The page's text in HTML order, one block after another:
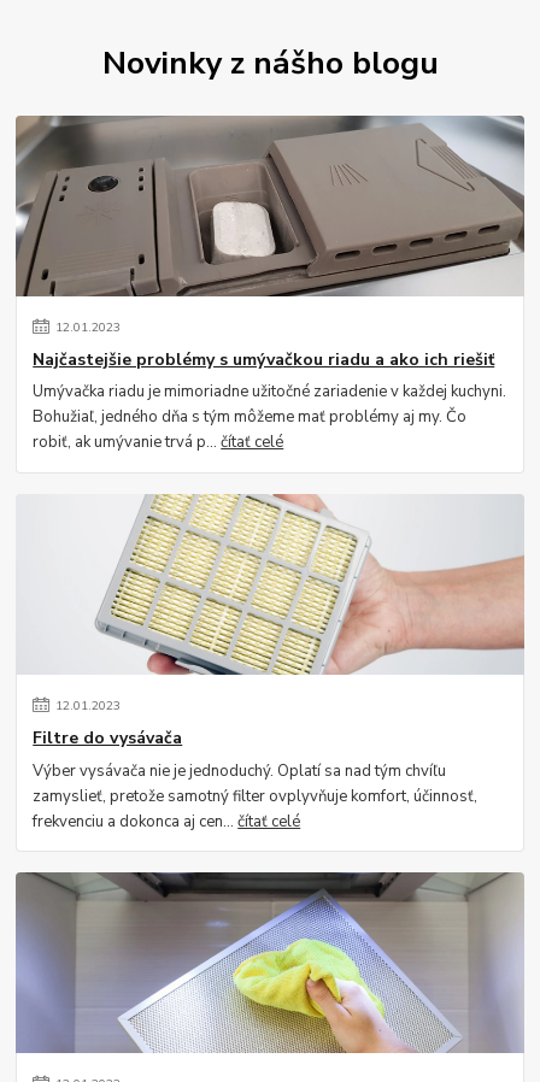
Novinky z nášho blogu
12.01.2023
Najčastejšie problémy s umývačkou riadu a ako ich riešiť
Umývačka riadu je mimoriadne užitočné zariadenie v každej kuchyni.
Bohužiaľ, jedného dňa s tým môžeme mať problémy aj my. Čo
robiť, ak umývanie trvá p...čítať celé
12.01.2023
Filtre do vysávača
Výber vysávača nie je jednoduchý. Oplatí sa nad tým chvíľu
zamyslieť, pretože samotný filter ovplyvňuje komfort, účinnosť,
frekvenciu a dokonca aj cen...čítať celé